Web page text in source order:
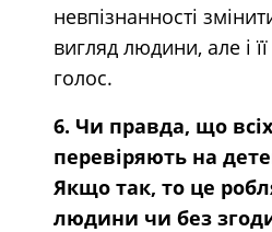
невпізнанності
вигляд людини, але і її
голос.
6. Чи правда, що
перевіряють на
Якщо так, то це
людини чи без